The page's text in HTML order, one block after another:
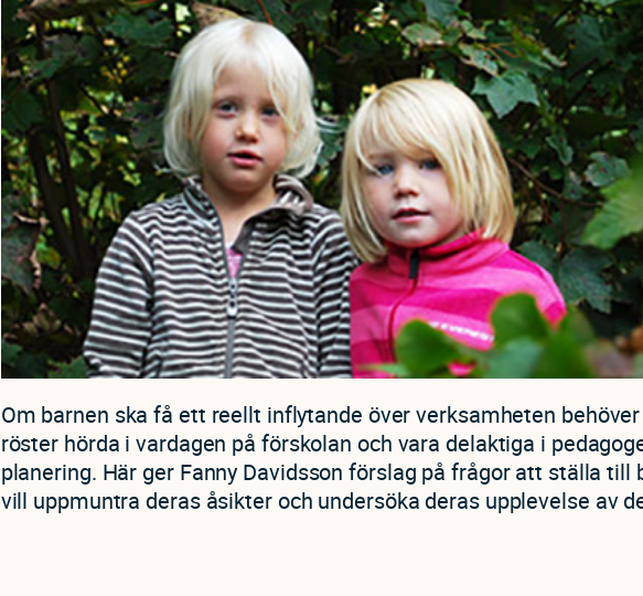
Om barnen ska få ett reellt inflytande över verksamheten
röster hörda i vardagen på förskolan och vara delaktiga i
planering. Här ger Fanny Davidsson förslag på frågor att ställa till
vill uppmuntra deras åsikter och undersöka deras upplevelse av